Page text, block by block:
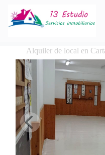
Alquiler de local en